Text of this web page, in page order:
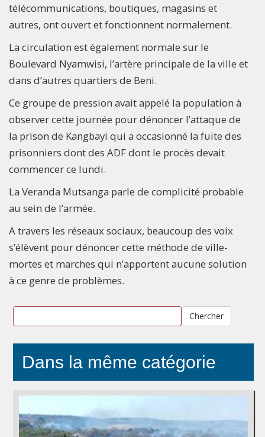
télécommunications, boutiques, magasins et
autres, ont ouvert et fonctionnent normalement.
La circulation est également normale sur le
Boulevard Nyamwisi, l’artère principale de la ville et
dans d’autres quartiers de Beni.
Ce groupe de pression avait appelé la population à
observer cette journée pour dénoncer l’attaque de
la prison de Kangbayi qui a occasionné la fuite des
prisonniers dont des ADF dont le procès devait
commencer ce lundi.
La Veranda Mutsanga parle de complicité probable
au sein de l’armée.
A travers les réseaux sociaux, beaucoup des voix
s’élèvent pour dénoncer cette méthode de ville-
mortes et marches qui n’apportent aucune solution
à ce genre de problèmes.
Chercher
Dans la même catégorie